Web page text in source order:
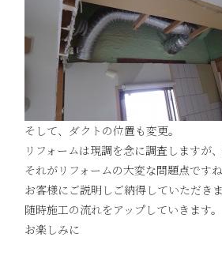
そして、ダクトの位置も変更。
リフォームは現調を念に調査しますが
それがリフォームの大変な問題点ですね
お客様にご説明しご納得していただき
随時施工の流れをアップしていきます。
お楽しみに